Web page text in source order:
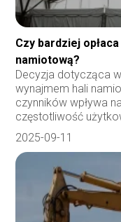
Czy bardziej
namiotową?
Decyzja dotycząca
wynajmem hali
czynników wpływa
częstotliwość
2025-09-11